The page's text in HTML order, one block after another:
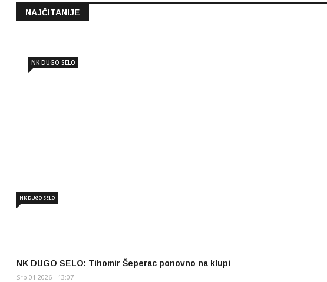
NAJČITANIJE
NK DUGO SELO
NK DUGO SELO: Tihomir Šeperac ponovno na klupi
NK DUGO SELO
Srp 01 2026 - 13:07